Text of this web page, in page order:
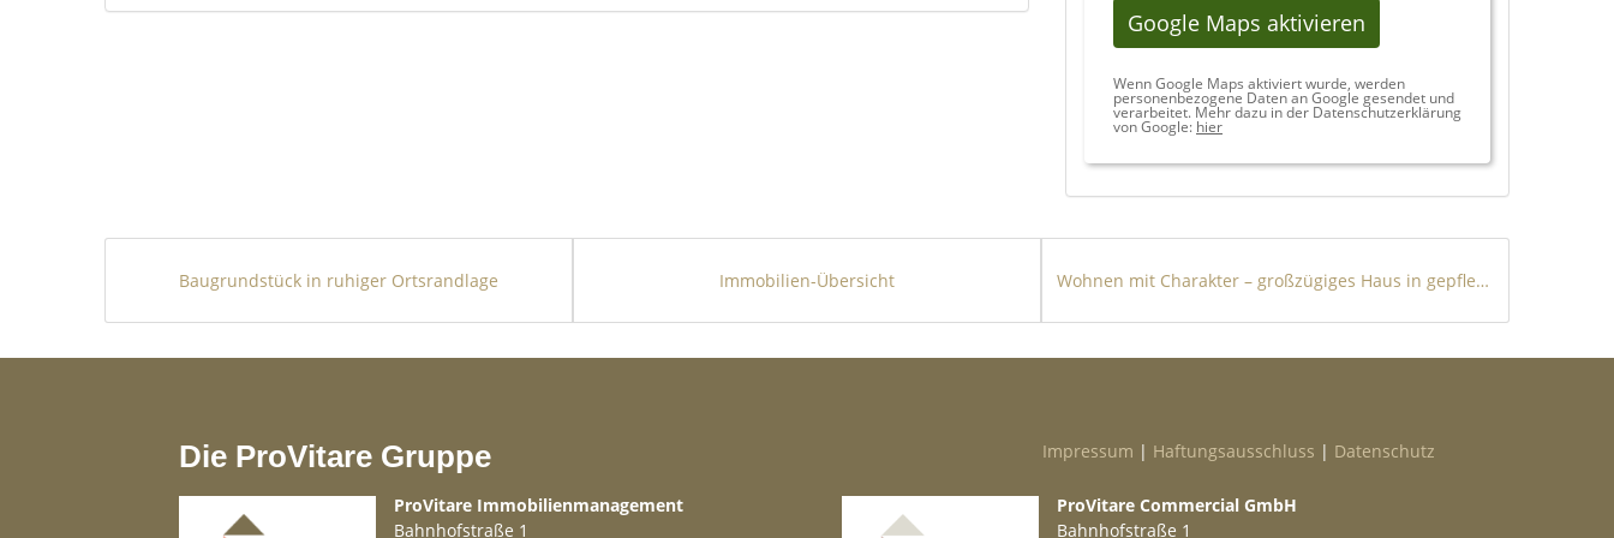
Sonstiges
oder Verkauf Ihrer Traumimmobilie auf Mallorca geht. Gerne lassen wir Sie hierbei von
unserem großen Netzwerk an professionellen Dienstleistern partizipieren, sei es
steuerliche oder anwaltliche Beratung, Unterstützung bei der Administration oder
Instandhaltung Ihrer Ferienimmobilie.
Die Inhalte und Bilder dieses Exposés könnten mithilfe von künstlicher Intelligenz (KI)
erstellt worden sein.
Google Maps aktivieren
Wenn Google Maps aktiviert wurde, werden
personenbezogene Daten an Google gesendet und
verarbeitet. Mehr dazu in der Datenschutzerklärung
von Google: hier
Baugrundstück in ruhiger Ortsrandlage Immobilien-Übersicht Wohnen mit Charakter – großzügiges Haus in gepflegtem Zustand (Strandzugang inklusive)
Die ProVitare Gruppe
ProVitare Immobilienmanagement
Bahnhofstraße 1
Impressum | Haftungsausschluss | Datenschutz
ProVitare Commercial GmbH
Bahnhofstraße 1